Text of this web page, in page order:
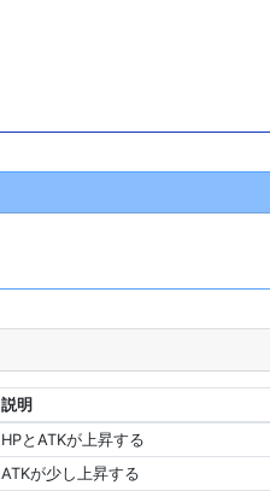
説明
HPとATKが上昇する
ATKが少し上昇する